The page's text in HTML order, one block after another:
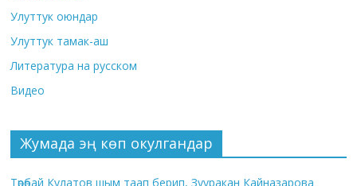
Улуттук оюндар
Улуттук тамак-аш
Литература на русском
Видео
Жумада эң көп окулгандар
Төрөбай Кулатов шым таап берип, Зууракан Кайназарова